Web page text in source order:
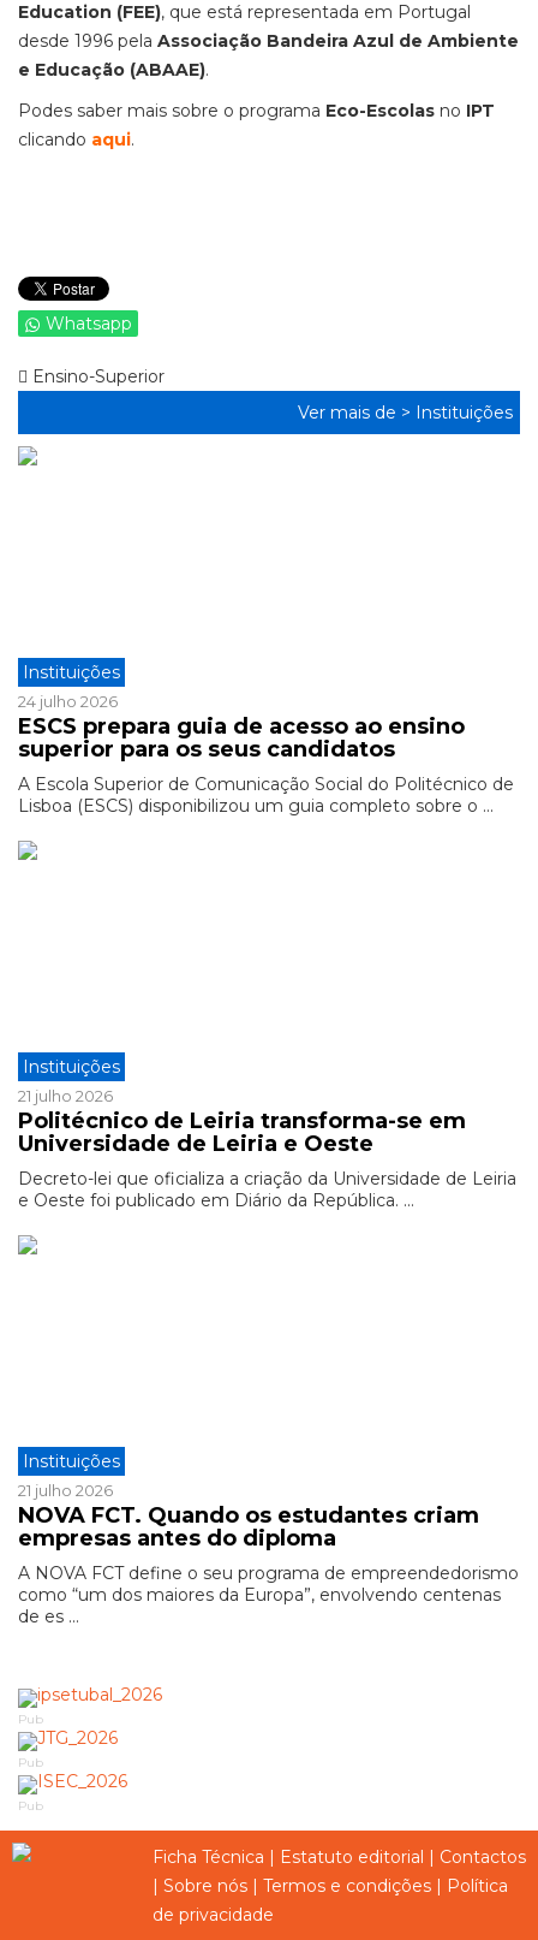
Education (FEE), que está representada em Portugal
desde 1996 pela Associação Bandeira Azul de Ambiente
e Educação (ABAAE).
Podes saber mais sobre o programa Eco-Escolas no IPT
clicando aqui.
Whatsapp
Ensino-Superior
Ver mais de > Instituições
Instituições
24 julho 2026
ESCS prepara guia de acesso ao ensino
superior para os seus candidatos
A Escola Superior de Comunicação Social do Politécnico de
Lisboa (ESCS) disponibilizou um guia completo sobre o ...
Instituições
21 julho 2026
Politécnico de Leiria transforma-se em
Universidade de Leiria e Oeste
Decreto-lei que oficializa a criação da Universidade de Leiria
e Oeste foi publicado em Diário da República. ...
Instituições
21 julho 2026
NOVA FCT. Quando os estudantes criam
empresas antes do diploma
A NOVA FCT define o seu programa de empreendedorismo
como “um dos maiores da Europa”, envolvendo centenas
de es ...
Pub
Pub
Pub
Ficha Técnica | Estatuto editorial | Contactos
| Sobre nós | Termos e condições | Política
de privacidade